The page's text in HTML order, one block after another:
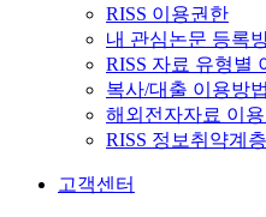
RISS 이용권한
내 관심논문 등록
RISS 자료 유형별
복사/대출 이용방법
해외전자자료 이
RISS 정보취약계
고객센터